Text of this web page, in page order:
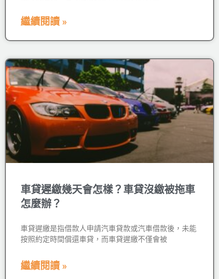
繼續閱讀 »
車貸遲繳幾天會怎樣？車貸沒繳被拖車
怎麼辦？
車貸遲繳是指借款人申請汽車貸款或汽車借款後，未能
按照約定時間償還車貸，而車貸遲繳不僅會被
繼續閱讀 »